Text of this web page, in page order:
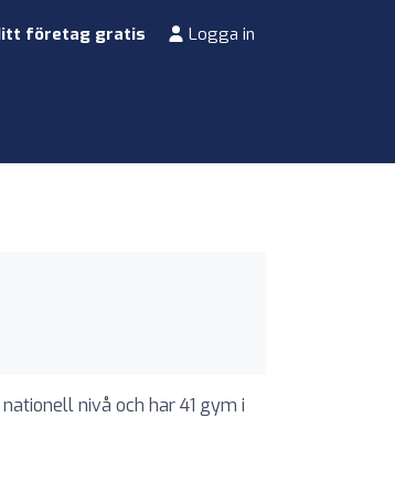
företag gratis Logga in
nivå och har 41 gym i